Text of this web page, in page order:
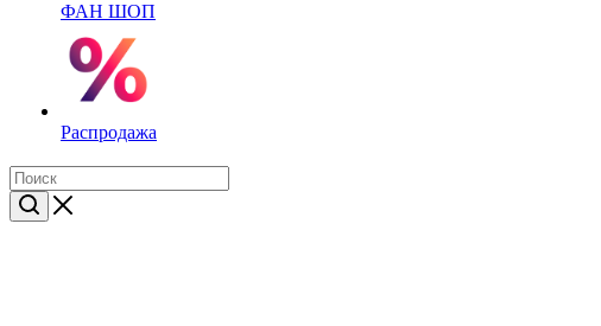
ФАН ШОП
Распродажа